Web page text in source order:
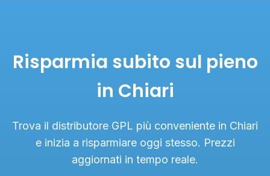
Risparmia subito sul pieno
in Chiari
Trova il distributore GPL più conveniente in Chiari
e inizia a risparmiare oggi stesso. Prezzi
aggiornati in tempo reale.